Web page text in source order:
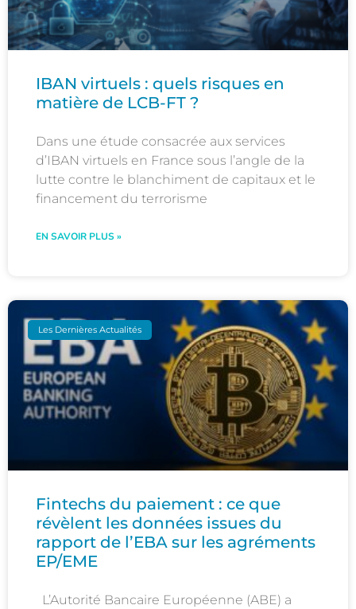
IBAN virtuels : quels risques en
matière de LCB-FT ?
Dans une étude consacrée aux services
d’IBAN virtuels en France sous l’angle de la
lutte contre le blanchiment de capitaux et le
financement du terrorisme
EN SAVOIR PLUS »
Les Dernières Actualités
Fintechs du paiement : ce que
révèlent les données issues du
rapport de l’EBA sur les agréments
EP/EME
L’Autorité Bancaire Européenne (ABE) a